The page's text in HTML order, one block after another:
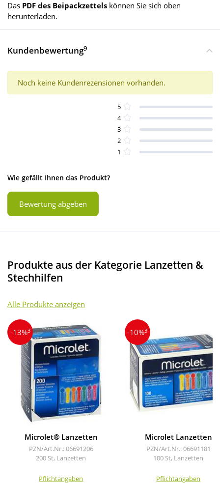
Das PDF des Beipackzettels können Sie sich oben
herunterladen.
Kundenbewertung9
Noch keine Kundenrezensionen vorhanden.
5
4
3
2
1
Wie gefällt Ihnen das Produkt?
Bewertung abgeben
Produkte aus der Kategorie Lanzetten &
Stechhilfen
Alle Produkte anzeigen
-13%3
Microlet® Lanzetten
PZN/Art.Nr.: 06691206
200 St, Lanzetten
Pflichtangaben
-10%3
Microlet Lanzetten
PZN/Art.Nr.: 06691181
100 St, Lanzetten
Pflichtangaben